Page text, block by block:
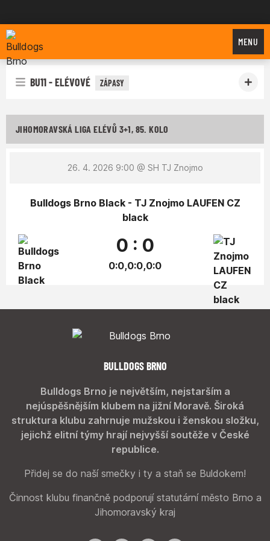
Bulldogs Brno
MENU
BU11 - ELÉVOVÉ ZÁPASY
JIHOMORAVSKÁ LIGA ELÉVŮ 3+1, 85. KOLO
26. 4. 2026 9:00 @ SH TJ Znojmo
Bulldogs Brno Black - TJ Znojmo LAUFEN CZ
black
0 : 0
0:0,0:0,0:0
BULLDOGS BRNO
Bulldogs Brno je největším, nejstarším a
nejúspěšnějším klubem na jižní Moravě. Široká
struktura klubu zahrnuje mužskou i ženskou složku,
jejichž elitní týmy hrají nejvyšší soutěže v České
republice.
Přidej se do naší smečky i ty a staň se Buldokem!
Činnost klubu finančně podporují statutární město Brno a
Jihomoravský kraj